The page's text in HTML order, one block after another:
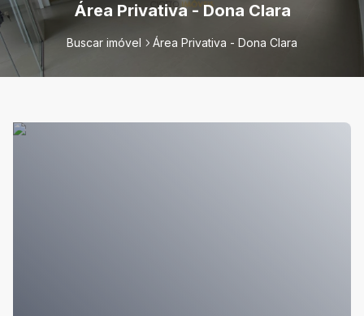
Área Privativa - Dona Clara
Buscar imóvel Área Privativa - Dona Clara